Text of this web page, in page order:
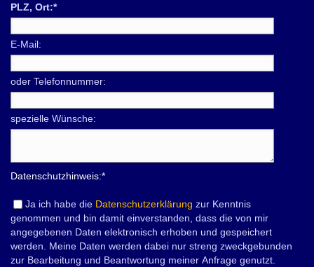
PLZ, Ort:*
E-Mail:
oder Telefonnummer:
spezielle Wünsche:
Datenschutzhinweis:*
Ja ich habe die Datenschutzerklärung zur Kenntnis
genommen und bin damit einverstanden, dass die von mir
angegebenen Daten elektronisch erhoben und gespeichert
werden. Meine Daten werden dabei nur streng zweckgebunden
zur Bearbeitung und Beantwortung meiner Anfrage genutzt.